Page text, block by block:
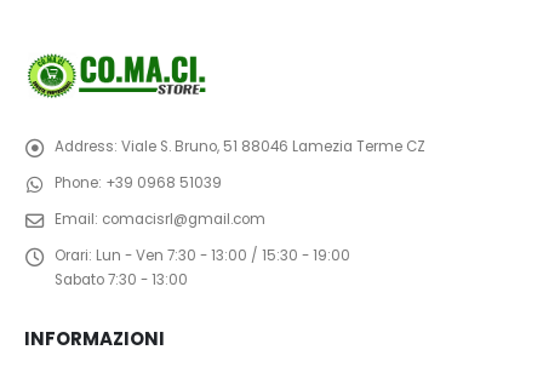
Address: Viale S. Bruno, 51 88046 Lamezia Terme CZ
Phone: +39 0968 51039
Email: comacisrl@gmail.com
Orari: Lun - Ven 7:30 - 13:00 / 15:30 - 19:00
Sabato 7:30 - 13:00
INFORMAZIONI